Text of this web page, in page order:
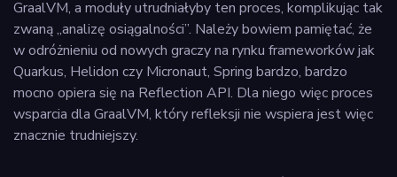
GraalVM, a moduły utrudniałyby ten proces, komplikując tak
zwaną „analizę osiągalności”. Należy bowiem pamiętać, że
w odróżnieniu od nowych graczy na rynku frameworków jak
Quarkus, Helidon czy Micronaut, Spring bardzo, bardzo
mocno opiera się na Reflection API. Dla niego więc proces
wsparcia dla GraalVM, który refleksji nie wspiera jest więc
znacznie trudniejszy.